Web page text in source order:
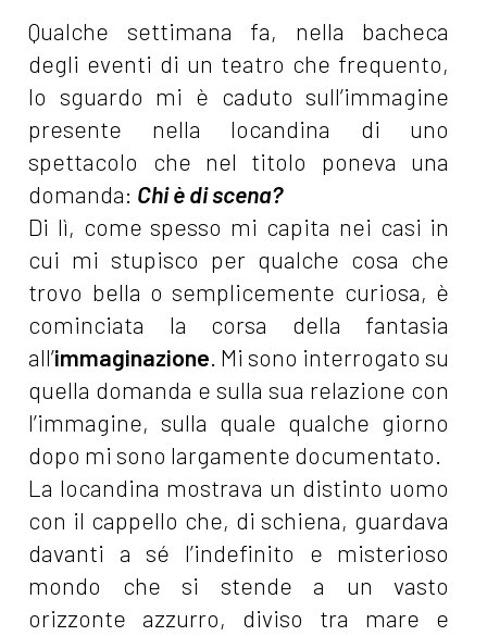
Qualche settimana fa, nella bacheca
degli eventi di un teatro che frequento,
lo sguardo mi è caduto sull’immagine
presente nella locandina di uno
spettacolo che nel titolo poneva una
domanda: Chi è di scena?
Di lì, come spesso mi capita nei casi in
cui mi stupisco per qualche cosa che
trovo bella o semplicemente curiosa, è
cominciata la corsa della fantasia
all’immaginazione. Mi sono interrogato su
quella domanda e sulla sua relazione con
l’immagine, sulla quale qualche giorno
dopo mi sono largamente documentato.
La locandina mostrava un distinto uomo
con il cappello che, di schiena, guardava
davanti a sé l’indefinito e misterioso
mondo che si stende a un vasto
orizzonte azzurro, diviso tra mare e